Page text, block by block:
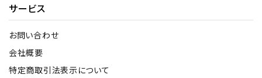
サービス
お問い合わせ
会社概要
特定商取引法表示について